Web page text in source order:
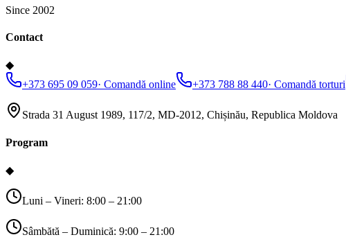
Since 2002
Contact
◆
+373 695 09 059· Comandă online +373 788 88 440· Comandă torturi
Strada 31 August 1989, 117/2, MD-2012, Chișinău, Republica Moldova
Program
◆
Luni – Vineri: 8:00 – 21:00
Sâmbătă – Duminică: 9:00 – 21:00